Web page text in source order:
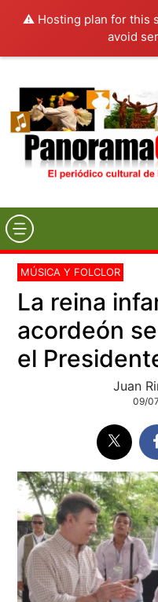
⚠️ Hosting plan for this
avoid
MÚSICA Y FOLCLOR
La reina
acordeón
el
Juan
09/